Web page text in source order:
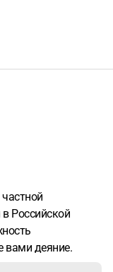
в Российской
вами деяние.